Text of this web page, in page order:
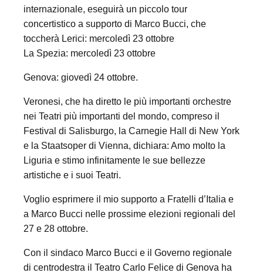
internazionale, eseguirà un piccolo tour
concertistico a supporto di Marco Bucci, che
toccherà Lerici: mercoledì 23 ottobre
La Spezia: mercoledì 23 ottobre
Genova: giovedì 24 ottobre.
Veronesi, che ha diretto le più importanti orchestre
nei Teatri più importanti del mondo, compreso il
Festival di Salisburgo, la Carnegie Hall di New York
e la Staatsoper di Vienna, dichiara: Amo molto la
Liguria e stimo infinitamente le sue bellezze
artistiche e i suoi Teatri.
Voglio esprimere il mio supporto a Fratelli d’Italia e
a Marco Bucci nelle prossime elezioni regionali del
27 e 28 ottobre.
Con il sindaco Marco Bucci e il Governo regionale
di centrodestra il Teatro Carlo Felice di Genova ha